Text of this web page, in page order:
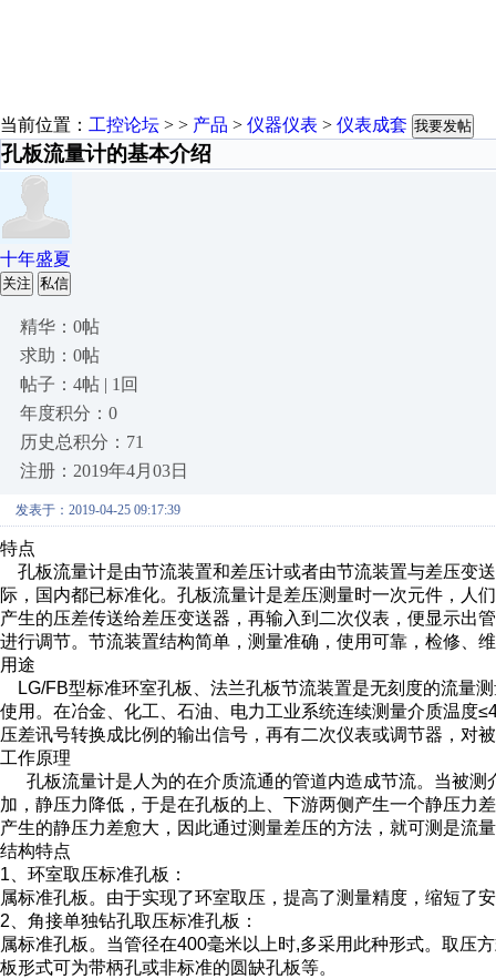
当前位置： 工控论坛 > > 产品 > 仪器仪表 > 仪表成套 我要发帖
孔板流量计的基本介绍
十年盛夏
关注 私信
精华：0帖
求助：0帖
帖子：4帖 | 1回
年度积分：0
历史总积分：71
注册：2019年4月03日
发表于：2019-04-25 09:17:39
特点
孔板流量计是由节流装置和差压计或者由节流装置与差压变
际，国内都已标准化。孔板流量计是差压测量时一次元件，人
产生的压差传送给差压变送器，再输入到二次仪表，便显示出
进行调节。节流装置结构简单，测量准确，使用可靠，检修、
用途
LG/FB型标准环室孔板、法兰孔板节流装置是无刻度的流量
使用。在冶金、化工、石油、电力工业系统连续测量介质温
压差讯号转换成比例的输出信号，再有二次仪表或调节器，对
工作原理
孔板流量计是人为的在介质流通的管道内造成节流。当被
加，静压力降低，于是在孔板的上、下游两侧产生一个静压力
产生的静压力差愈大，因此通过测量差压的方法，就可测是流
结构特点
1、环室取压标准孔板 ：
属标准孔板。由于实现了环室取压，提高了测量精度，缩短了
2、角接单独钻孔取压标准孔板：
属标准孔板。当管径在400毫米以上时,多采用此种形式。取压
板形式可为带柄孔或非标准的圆缺孔板等。